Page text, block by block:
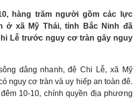
hàng trăm người gồm các lực
ở xã Mỹ Thái, tỉnh Bắc Ninh đã
Lễ trước nguy cơ tràn gây nguy
dâng nhanh, đê Chi Lễ, xã Mỹ
nguy cơ tràn và uy hiếp an toàn đê.
10-10, chính quyền địa phương